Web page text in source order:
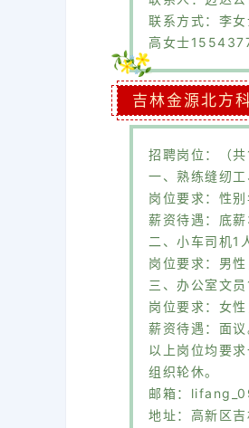
联系方式：李
高女士
吉林金源北方
招聘岗位：（共
一、熟练缝纫
岗位要求：性
薪资待遇：底
二、小车司机1
岗位要求：男
三、办公室文员
岗位要求：女
薪资待遇：面议
以上岗位均要
组织轮休。
邮箱：
地址：高新区